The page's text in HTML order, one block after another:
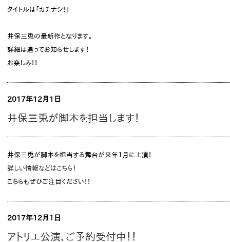
タイトルは「カチナシ！」
井保三兎の最新作となります。
詳細は追ってお知らせします！
お楽しみ！！
2017年12月1日
井保三兎が脚本を担当します！
井保三兎が脚本を担当する舞台が来年1月に上演！
詳しい情報などはこちら！
こちらもぜひご注目ください！！
2017年12月1日
アトリエ公演、ご予約受付中！！